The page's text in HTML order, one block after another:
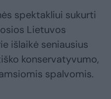
spektakliui sukurti
Lietuvos
išlaikė seniausius
konservatyvumo,
spalvomis.